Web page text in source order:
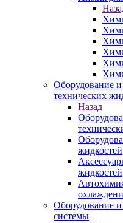
Оборудование и
технических
Назад
жидкостей
жидкостей
Оборудование
системы